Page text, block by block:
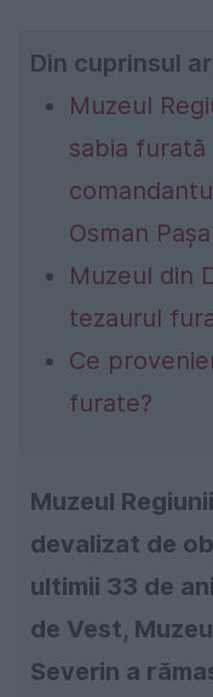
Din cuprinsul
Muzeul
sabia
Osman Pașa
Muzeul din
tezaurul
Ce
furate?
Muzeul
devalizat de
ultimii 33 de
de Vest,
Severin a